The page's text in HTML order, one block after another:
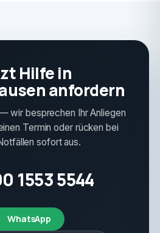
Hilfe in
anfordern
wir besprechen Ihr Anliegen
Termin oder rücken bei
sofort aus.
1553 5544
WhatsApp